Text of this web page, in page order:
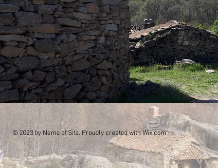
© 2023 by Name of Site. Proudly created withWix.com